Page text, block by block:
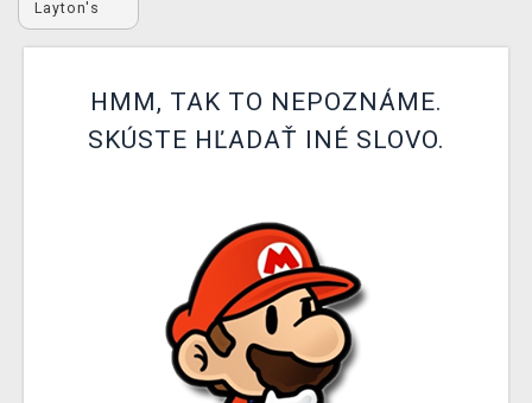
XZONE KLUB
Layton's
HMM, TAK TO NEPOZNÁME.
SKÚSTE HĽADAŤ INÉ SLOVO.